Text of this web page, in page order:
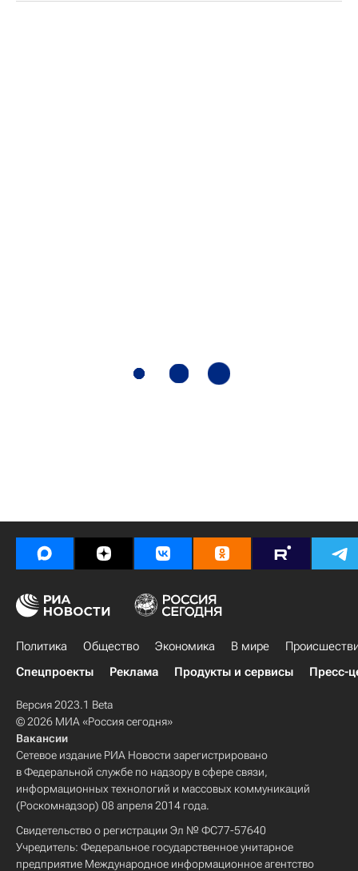
Политика Общество Экономика В мире
Спецпроекты
Реклама Продукты и сервисы Пресс-
Версия 2023.1 Beta
© 2026 МИА «Россия сегодня»
Вакансии
Сетевое издание РИА Новости зарегистрировано
в Федеральной службе по надзору в сфере связи,
информационных технологий и массовых коммуникаций
(Роскомнадзор) 08 апреля 2014 года.
Свидетельство о регистрации Эл № ФС77-57640
Учредитель: Федеральное государственное унитарное
предприятие Международное информационное агентство